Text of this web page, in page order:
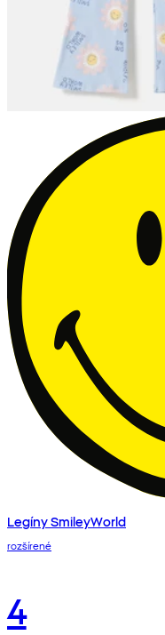
Legíny SmileyWorld
rozšírené
4